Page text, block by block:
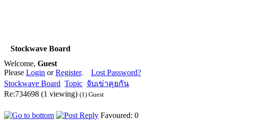
Stockwave Board
Welcome, Guest
Please Login orRegister. Lost Password?
Stockwave Board Topic จับเข่าคุยกัน
Re:734698 (1 viewing) (1) Guest
Favoured: 0